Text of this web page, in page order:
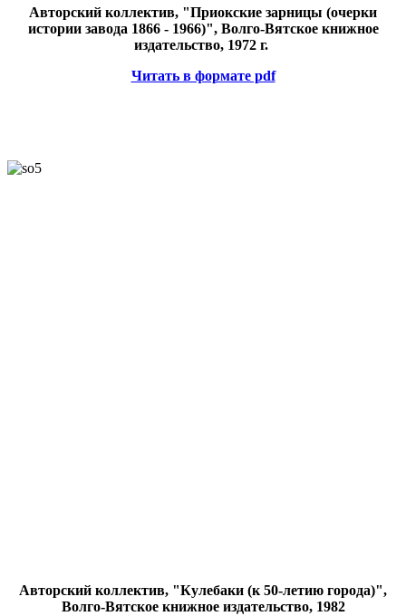
Авторский коллектив, "Приокские зарницы (очерки
истории завода 1866 - 1966)", Волго-Вятское книжное
издательство, 1972 г.
Читать в формате pdf
Авторский коллектив, "Кулебаки (к 50-летию города)",
Волго-Вятское книжное издательство, 1982